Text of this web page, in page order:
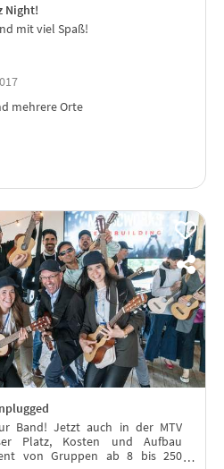
Night!
mit viel Spaß!
mehrere Orte
Band! Jetzt auch in der MTV
Platz, Kosten und Aufbau
von Gruppen ab 8 bis 250